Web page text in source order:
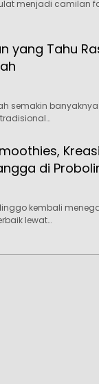
menjadi
yang Tahu
semakin
di
kembali
lewat…